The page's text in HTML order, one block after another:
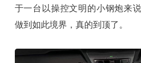
于一台以操控文明的小钢炮来
做到如此境界，真的到顶了。